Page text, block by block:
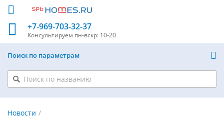
+7-969-703-32-37
Консультируем пн-вскр: 10-20
Поиск по параметрам
Новости